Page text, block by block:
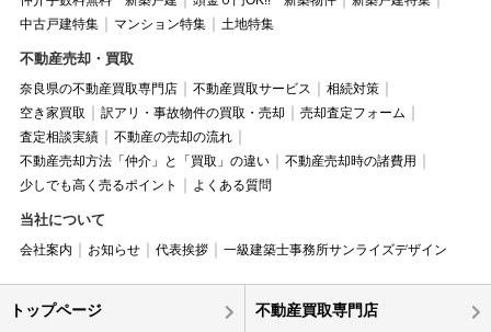
中古戸建特集
マンション特集 土地特集
不動産売却・買取
奈良県の不動産買取専門店 不動産買取サービス
相続対策
空き家買取
訳アリ・事故物件の買取・売却
売却査定フォーム
査定相談実績
不動産の売却の流れ
不動産売却方法「仲介」と「買取」の違い
不動産売却時の諸費用
少しでも高く売るポイント
よくある質問
当社について
会社案内 お知らせ 代表挨拶 一級建築士事務所サンライズデザイン
トップページ 不動産買取専門店